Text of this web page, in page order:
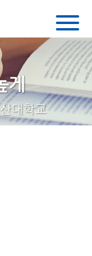
게
대학교